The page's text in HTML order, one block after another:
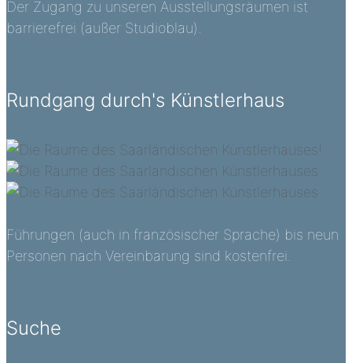
Der Zugang zu unseren Ausstellungsräumen ist
barrierefrei (außer Studioblau).
Rundgang durch's Künstlerhaus
Führungen (auch in französischer Sprache) bis neun
Personen nach Vereinbarung sind kostenfrei.
Suche